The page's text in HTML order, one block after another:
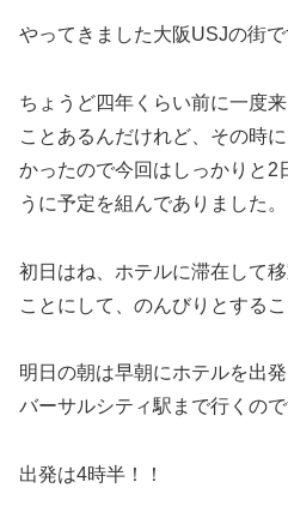
やってきました大阪USJの街で
ちょうど四年くらい前に一度
ことあるんだけれど、その時
かったので今回はしっかりと2
うに予定を組んでありました。
初日はね、ホテルに滞在して
ことにして、のんびりとするこ
明日の朝は早朝にホテルを出
バーサルシティ駅まで行くので
出発は4時半！！